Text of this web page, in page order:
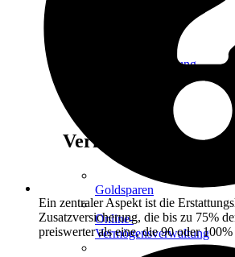
Rentenversicherung
Vermögen
Goldsparen
Online-
Vermögensverwaltung
Ein zentraler Aspekt ist die
Zusatzversicherung, die bis zu 75%
preiswerter als eine, die 90 oder